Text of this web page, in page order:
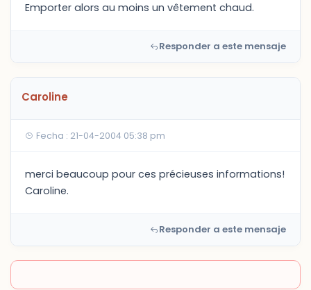
Emporter alors au moins un vêtement chaud.
Responder a este mensaje
Caroline
Fecha : 21-04-2004 05:38 pm
merci beaucoup pour ces précieuses informations!
Caroline.
Responder a este mensaje